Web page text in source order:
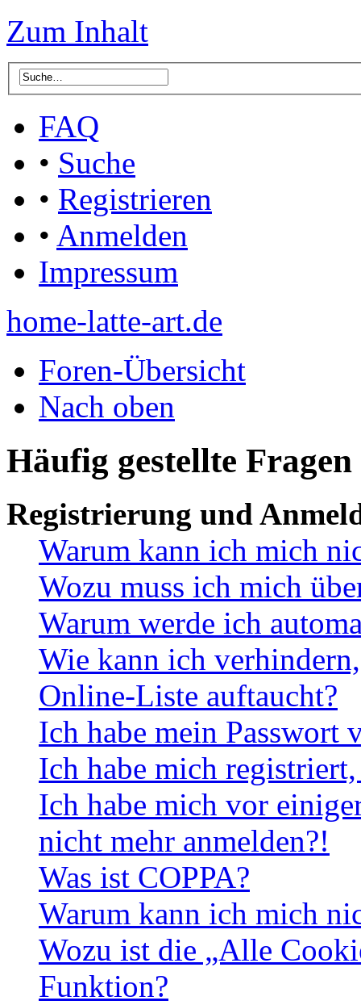
Zum Inhalt
FAQ
• Suche
• Registrieren
• Anmelden
Impressum
home-latte-art.de
Foren-Übersicht
Nach oben
Häufig gestellte Fragen
Registrierung und
Warum kann ich mich
Wozu muss ich mich
Warum werde ich
Wie kann ich
Online-Liste auftaucht?
Ich habe mein Passwort
Ich habe mich
Ich habe mich vor
nicht mehr anmelden?!
Was ist COPPA?
Warum kann ich mich
Wozu ist die „Alle
Funktion?